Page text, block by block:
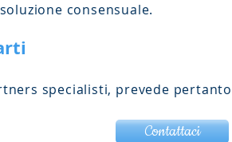
consensuale.
specialisti, prevede pertanto
Contattaci